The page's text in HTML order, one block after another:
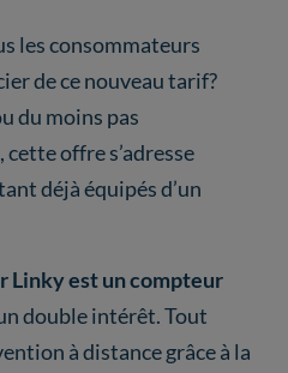
les consommateurs
de ce nouveau tarif?
du moins pas
offre s’adresse
déjà équipés d’un
Linky est un compteur
double intérêt. Tout
à distance grâce à la